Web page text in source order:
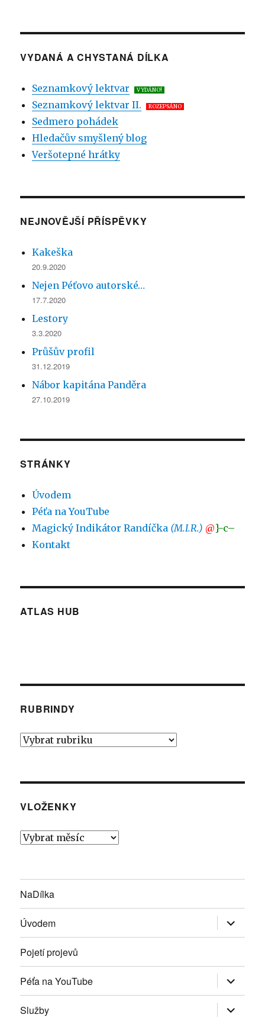
VYDANÁ A CHYSTANÁ DÍLKA
Seznamkový lektvar VYDÁNO!
Seznamkový lektvar II. ROZEPSÁNO
Sedmero pohádek
Hledačův smyšlený blog
Veršotepné hrátky
NEJNOVĚJŠÍ PŘÍSPĚVKY
Kakeška
20.9.2020
Nejen Péťovo autorské…
17.7.2020
Lestory
3.3.2020
Průšův profil
31.12.2019
Nábor kapitána Panděra
27.10.2019
STRÁNKY
Úvodem
Péťa na YouTube
Magický Indikátor Randíčka (M.I.R.) @}-c–
Kontakt
ATLAS HUB
RUBRINDY
Rubrindy
VLOŽENKY
Vloženky
NaDílka
Úvodem Zobrazit
položky
Pojetí projevů
Péťa na YouTube Zobrazit
položky
Služby
Zobrazit